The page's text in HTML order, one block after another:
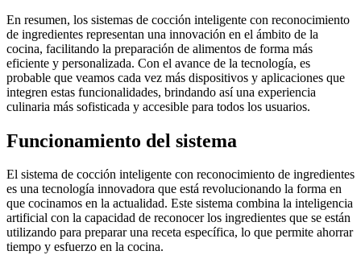
En resumen, los sistemas de cocción inteligente con reconocimiento
de ingredientes representan una innovación en el ámbito de la
cocina, facilitando la preparación de alimentos de forma más
eficiente y personalizada. Con el avance de la tecnología, es
probable que veamos cada vez más dispositivos y aplicaciones que
integren estas funcionalidades, brindando así una experiencia
culinaria más sofisticada y accesible para todos los usuarios.
Funcionamiento del sistema
El sistema de cocción inteligente con reconocimiento de ingredientes
es una tecnología innovadora que está revolucionando la forma en
que cocinamos en la actualidad. Este sistema combina la inteligencia
artificial con la capacidad de reconocer los ingredientes que se están
utilizando para preparar una receta específica, lo que permite ahorrar
tiempo y esfuerzo en la cocina.